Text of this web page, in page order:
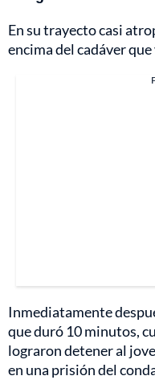
En su trayecto casi
encima del cadáver
Inmediatamente
que duró 10 minutos,
lograron detener al
en una prisión del